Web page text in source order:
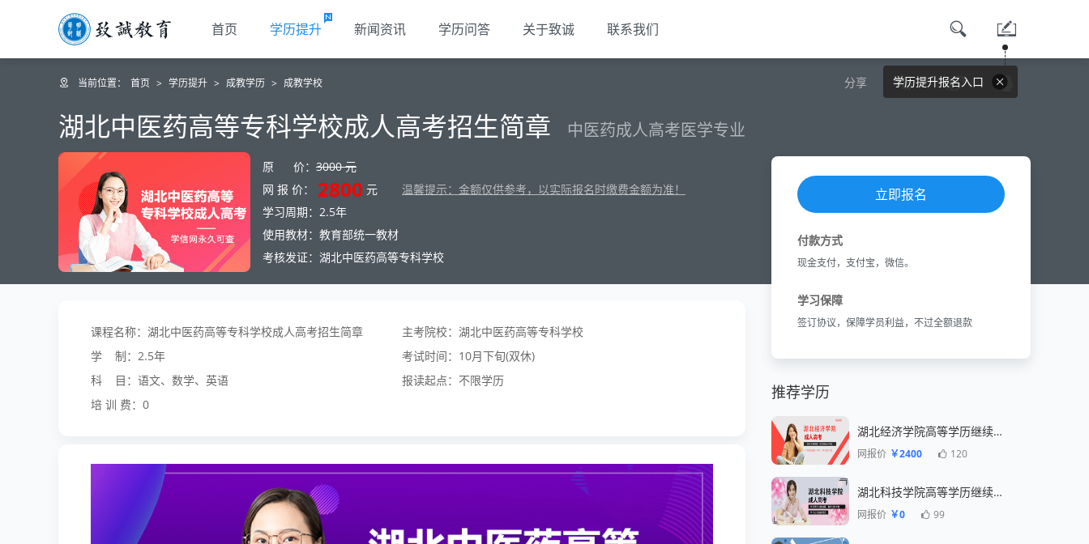
首页 学历提升 新闻资讯 学历问答 关于致诚 联系我们
学历提升报名入口
当前位置： 首页 > 学历提升 > 成教学历 > 成教学校 分享
湖北中医药高等专科学校成人高考招生简章 中医药成人高考医学专业
原 价： 3000 元
网 报 价：
2800 元
温馨提示：金额仅供参考，以实际报名时缴费金额为准！
学习周期：2.5年
使用教材：教育部统一教材
考核发证：湖北中医药高等专科学校
课程名称：湖北中医药高等专科学校成人高考招生简章
主考院校：湖北中医药高等专科学校
学 制：2.5年
考试时间：10月下旬(双休)
科 目：语文、数学、英语
报读起点：不限学历
培 训 费：0
立即报名
付款方式
现金支付，支付宝，微信。
学习保障
签订协议，保障学员利益，不过全额退款
推荐学历
湖北经济学院高等学历继续教育招生简章
网报价 ￥2400 120
湖北科技学院高等学历继续教育招生简章
网报价 ￥0 99